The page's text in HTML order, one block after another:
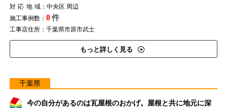
対応地域：中央区 周辺
施工事例数： 8件
工事店住所：千葉県市原市武士
もっと詳しく見る
千葉県
今の自分があるのは瓦屋根のおかげ。屋根と共に地元に深